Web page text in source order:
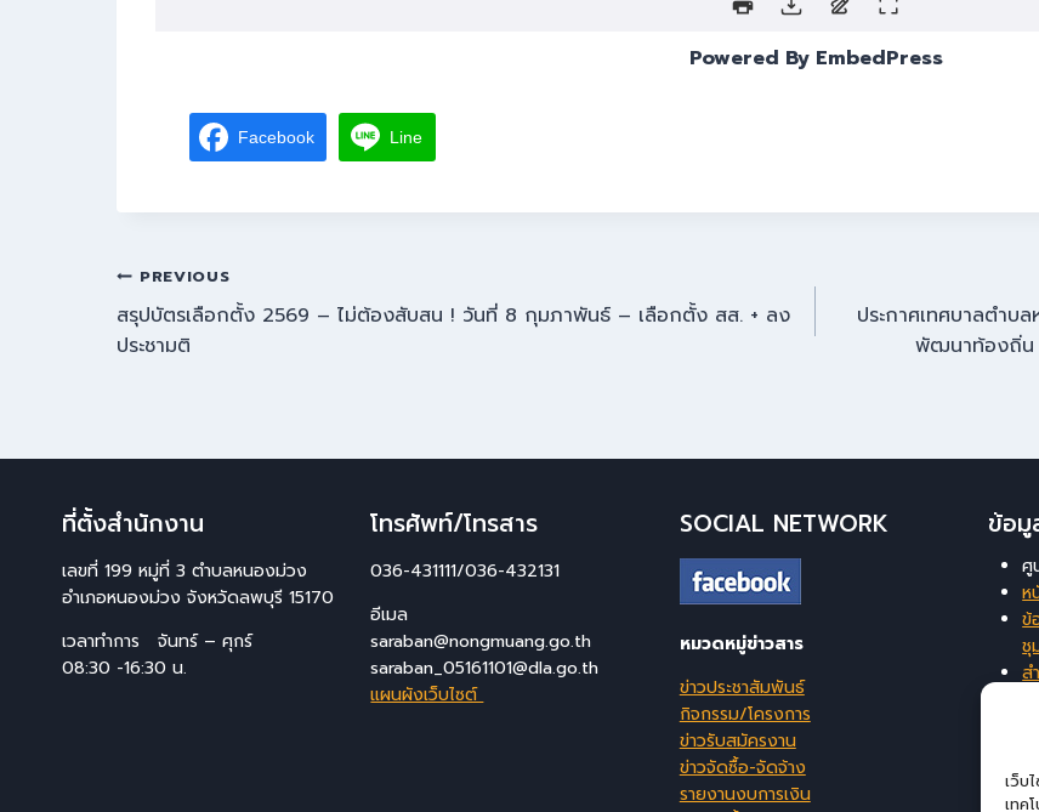
เว็บ
เทค
Powered By EmbedPress
Facebook Line
PREVIOUS
สรุปบัตรเลือกตั้ง 2569 – ไม่ต้องสับสน ! วันที่ 8 กุมภาพันธ์ – เลือกตั้ง สส. + ลง
ประชามติ
ประกาศเทศบาลตำบ
พัฒนาท้องถิ่น
ที่ตั้งสำนักงาน
เลขที่ 199 หมู่ที่ 3 ตำบลหนองม่วง
อำเภอหนองม่วง จังหวัดลพบุรี 15170
เวลาทำการ จันทร์ – ศุกร์
08:30 -16:30 น.
โทรศัพท์/โทรสาร
036-431111/036-432131
อีเมล
saraban@nongmuang.go.th
saraban_05161101@dla.go.th
แผนผังเว็บไซต์
SOCIAL NETWORK
หมวดหมู่ข่าวสาร
ข่าวประชาสัมพันธ์
กิจกรรม/โครงการ
ข่าวรับสมัครงาน
ข่าวจัดซื้อ-จัดจ้าง
รายงานงบการเงิน
ข้อมู
ศู
ห
ข้
ชุ
ส